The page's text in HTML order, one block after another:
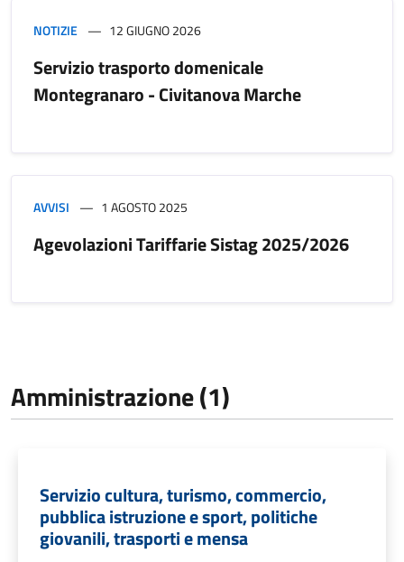
NOTIZIE 12 GIUGNO 2026
Servizio trasporto domenicale
Montegranaro - Civitanova Marche
AVVISI 1 AGOSTO 2025
Agevolazioni Tariffarie Sistag 2025/2026
Amministrazione (1)
Servizio cultura, turismo, commercio,
pubblica istruzione e sport, politiche
giovanili, trasporti e mensa